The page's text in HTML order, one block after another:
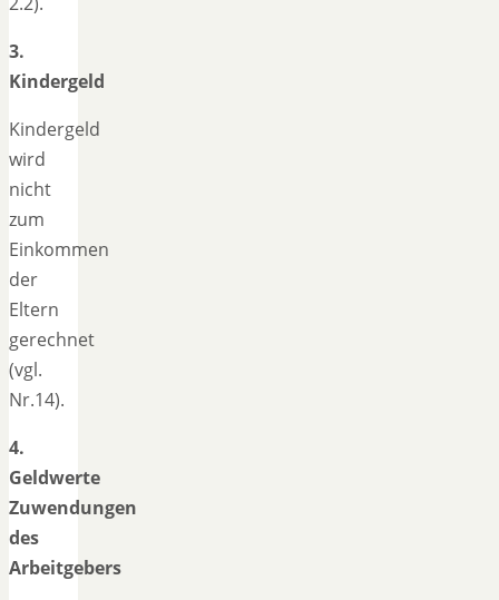
3.
Kindergeld
Kindergeld
wird
nicht
zum
Einkommen
der
Eltern
gerechnet
(vgl.
Nr.14).
4.
Geldwerte
Zuwendungen
des
Arbeitgebers